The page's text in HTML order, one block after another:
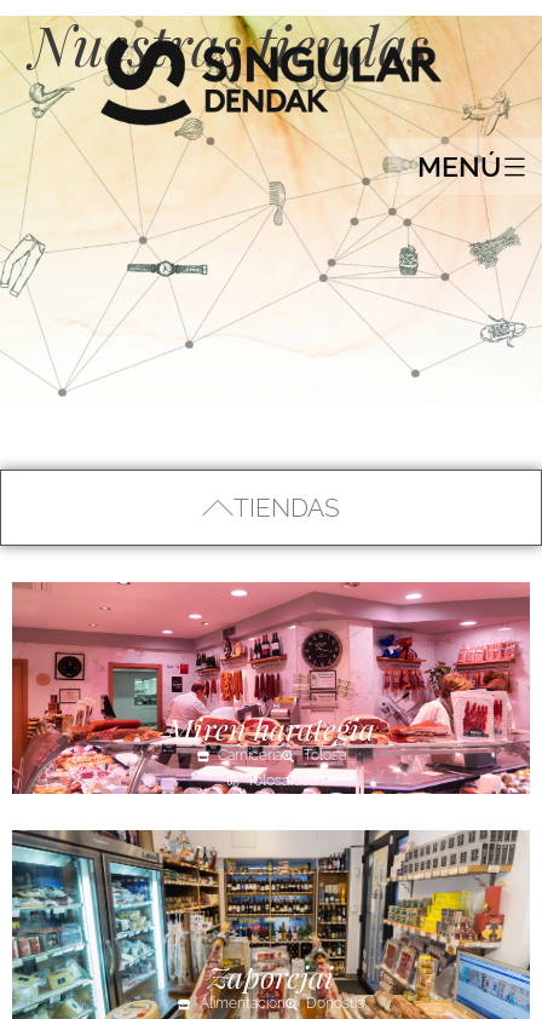
MENÚ
Nuestras tiendas
TIENDAS
Miren harategia
Carnicería
Tolosa
Tolosaldea
Zaporejai
Alimentación
Donostia